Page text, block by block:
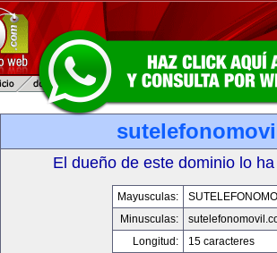
El dueño de este dominio lo
Mayusculas:
Minusculas:
Longitud:
15 caracteres